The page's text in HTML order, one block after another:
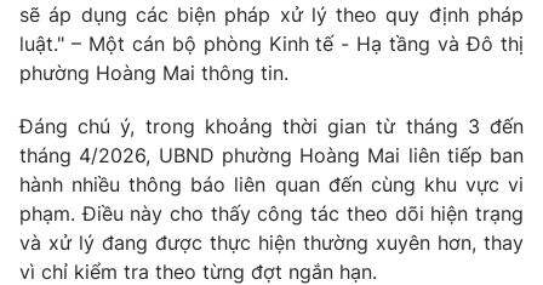
sẽ áp dụng các biện pháp xử lý theo quy định pháp
luật." – Một cán bộ phòng Kinh tế - Hạ tầng và Đô thị
phường Hoàng Mai thông tin.
Đáng chú ý, trong khoảng thời gian từ tháng 3 đến
tháng 4/2026, UBND phường Hoàng Mai liên tiếp ban
hành nhiều thông báo liên quan đến cùng khu vực vi
phạm. Điều này cho thấy công tác theo dõi hiện trạng
và xử lý đang được thực hiện thường xuyên hơn, thay
vì chỉ kiểm tra theo từng đợt ngắn hạn.